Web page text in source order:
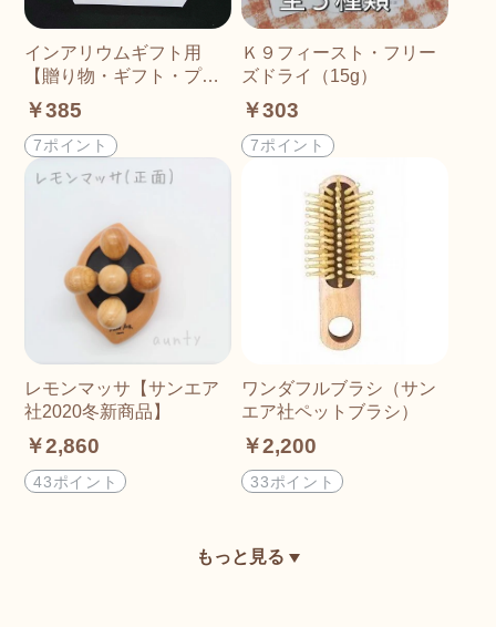
インアリウムギフト用
【贈り物・ギフト・プレ
ゼント】
￥385
7ポイント
Ｋ９フィースト・フリー
ズドライ（15g）
￥303
7ポイント
レモンマッサ【サンエア
社2020冬新商品】
￥2,860
43ポイント
ワンダフルブラシ（サン
エア社ペットブラシ）
￥2,200
33ポイント
もっと見る